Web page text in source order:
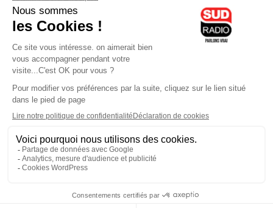
lyoncapitale.fr
olympique-et-lyonnais.com
L'application Iphone / Android
Téléchargez l'application
Les cookies
Gestion des cookies
Crédit photos : ©Sud Radio / Pierre Olivier